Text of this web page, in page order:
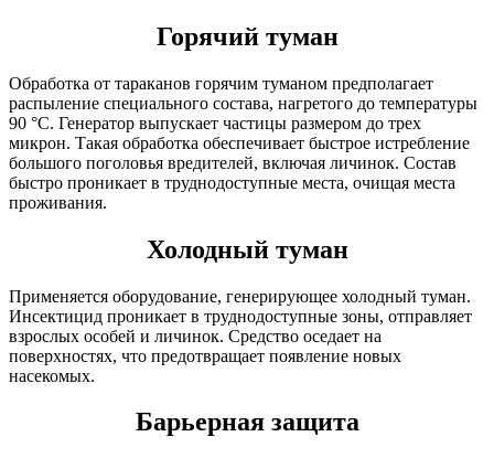
Горячий туман
Обработка от тараканов горячим туманом предполагает
распыление специального состава, нагретого до температуры
90 °С. Генератор выпускает частицы размером до трех
микрон. Такая обработка обеспечивает быстрое истребление
большого поголовья вредителей, включая личинок. Состав
быстро проникает в труднодоступные места, очищая места
проживания.
Холодный туман
Применяется оборудование, генерирующее холодный туман.
Инсектицид проникает в труднодоступные зоны, отправляет
взрослых особей и личинок. Средство оседает на
поверхностях, что предотвращает появление новых
насекомых.
Барьерная защита